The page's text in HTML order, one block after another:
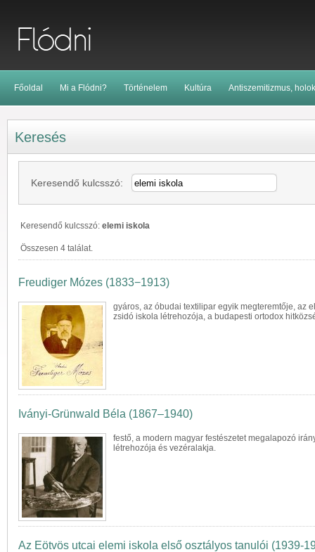
Főoldal Mi a Flódni? Történelem Kultúra Antiszemitizmus,
Keresés
Keresendő kulcsszó:
Keresendő kulcsszó: elemi iskola
Összesen 4 találat.
Freudiger Mózes (1833−1913)
gyáros, az óbudai textilipar egyik megteremtője, az
zsidó iskola létrehozója, a budapesti ortodox
Iványi-Grünwald Béla (1867–1940)
festő, a modern magyar festészetet megalapozó
létrehozója és vezéralakja.
Az Eötvös utcai elemi iskola első osztályos tanulói (1939-